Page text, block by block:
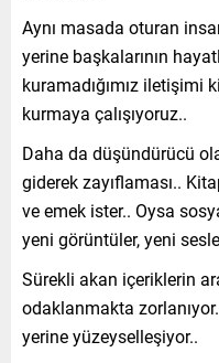
Aynı masada oturan
yerine başkalarının
kuramadığımız iletişimi
kurmaya çalışıyoruz..
Daha da düşündürücü
giderek zayıflaması..
ve emek ister.. Oysa
yeni görüntüler, yeni
Sürekli akan içeriklerin
odaklanmakta
yerine yüzeyselleşiyor..